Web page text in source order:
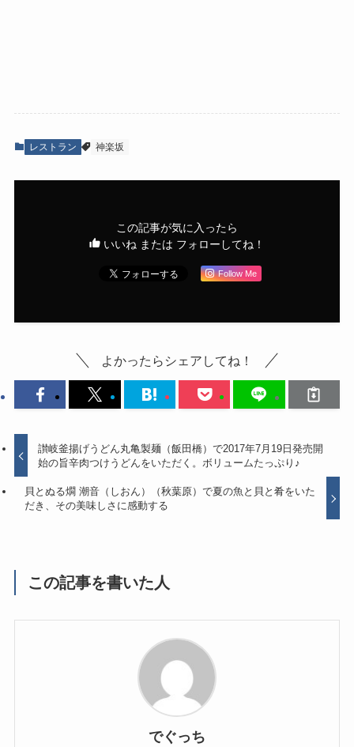
レストラン 神楽坂
この記事が気に入ったら
いいね または フォローしてね！
Follow Me
よかったらシェアしてね！
讃岐釜揚げうどん丸亀製麺（飯田橋）で2017年7月19日発売開
始の旨辛肉つけうどんをいただく。ボリュームたっぷり♪
貝とぬる燗 潮音（しおん）（秋葉原）で夏の魚と貝と肴をいた
だき、その美味しさに感動する
この記事を書いた人
でぐっち